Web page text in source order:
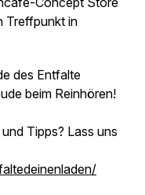
Treffpunkt in
des Entfalte
beim Reinhören!
Tipps? Lass uns